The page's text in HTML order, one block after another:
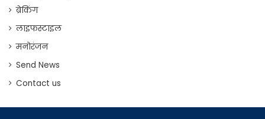
ब्रेकिंग
लाइफस्टाइल
मनोरंजन
Send News
Contact us